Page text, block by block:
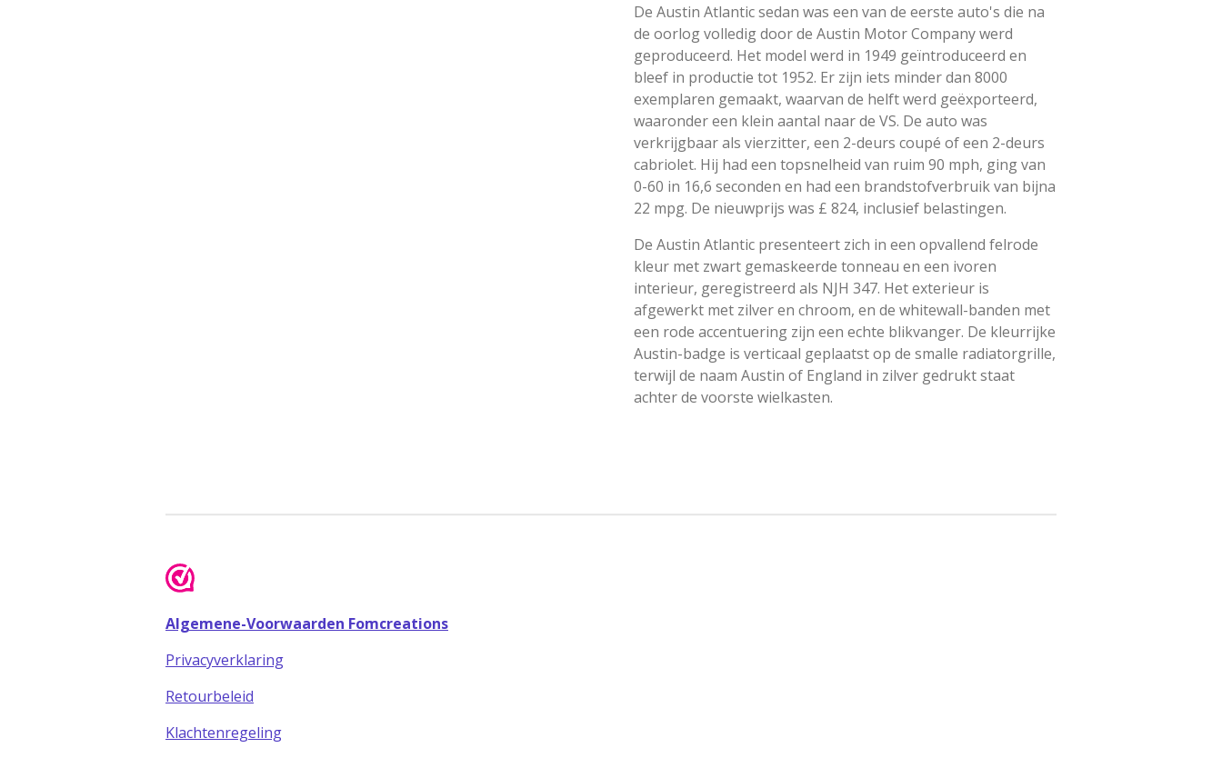
De Austin Atlantic sedan was een van de eerste auto's die na
de oorlog volledig door de Austin Motor Company werd
geproduceerd. Het model werd in 1949 geïntroduceerd en
bleef in productie tot 1952. Er zijn iets minder dan 8000
exemplaren gemaakt, waarvan de helft werd geëxporteerd,
waaronder een klein aantal naar de VS. De auto was
verkrijgbaar als vierzitter, een 2-deurs coupé of een 2-deurs
cabriolet. Hij had een topsnelheid van ruim 90 mph, ging van
0-60 in 16,6 seconden en had een brandstofverbruik van bijna
22 mpg. De nieuwprijs was £ 824, inclusief belastingen.
De Austin Atlantic presenteert zich in een opvallend felrode
kleur met zwart gemaskeerde tonneau en een ivoren
interieur, geregistreerd als NJH 347. Het exterieur is
afgewerkt met zilver en chroom, en de whitewall-banden met
een rode accentuering zijn een echte blikvanger. De kleurrijke
Austin-badge is verticaal geplaatst op de smalle radiatorgrille,
terwijl de naam Austin of England in zilver gedrukt staat
achter de voorste wielkasten.
Algemene-Voorwaarden Fomcreations
Privacyverklaring
Retourbeleid
Klachtenregeling